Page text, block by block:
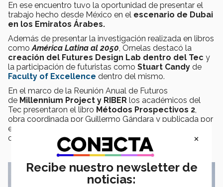
En ese encuentro tuvo la oportunidad de presentar el
trabajo hecho desde México en el escenario de Dubai
en los Emiratos Árabes.
Además de presentar la investigación realizada en libros
como América Latina al 2050, Ornelas destacó la
creación del Futures Design Lab dentro del Tec y
la participación de futuristas como Stuart Candy de
Faculty of Excellence dentro del mismo.
En el marco de la Reunión Anual de Futuros
de Millennium Project y RIBER los académicos del
Tec presentaron el libro Métodos Prospectivos 2,
obra coordinada por Guillermo Gándara y publicada por
el
con la editorial Penguin Random House.
×
Recibe nuestro newsletter de
noticias: